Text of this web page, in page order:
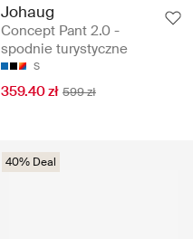
Johaug
Concept Pant 2.0 -
spodnie turystyczne
S
359.40 zł 599 zł
40% Deal